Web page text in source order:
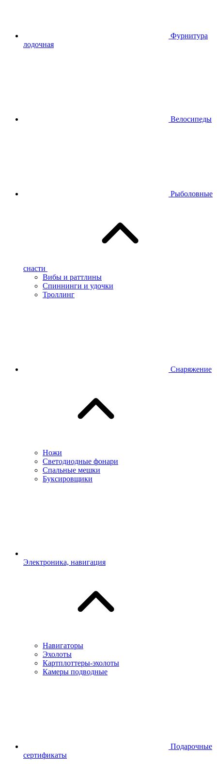
Фурнитура
лодочная
Велосипеды
Рыболовные
снасти
Вибы и раттлины
Спиннинги и удочки
Троллинг
Снаряжение
Ножи
Светодиодные фонари
Спальные мешки
Буксировщики
Электроника, навигация
Навигаторы
Эхолоты
Картплоттеры-эхолоты
Камеры подводные
Подарочные
сертификаты